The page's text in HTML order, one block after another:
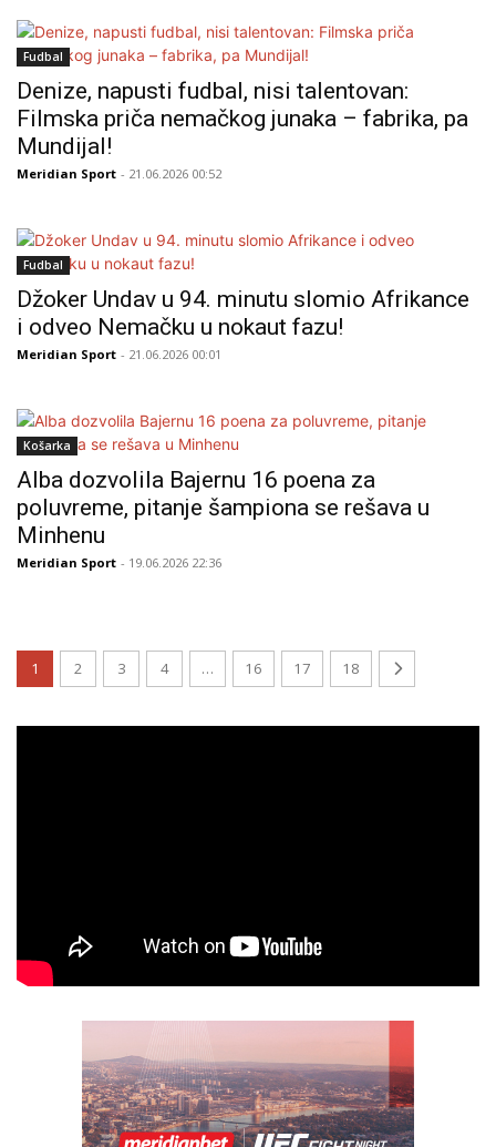
Fudbal
Denize, napusti fudbal, nisi talentovan:
Filmska priča nemačkog junaka – fabrika, pa
Mundijal!
Meridian Sport - 21.06.2026 00:52
Fudbal
Džoker Undav u 94. minutu slomio Afrikance
i odveo Nemačku u nokaut fazu!
Meridian Sport - 21.06.2026 00:01
Košarka
Alba dozvolila Bajernu 16 poena za
poluvreme, pitanje šampiona se rešava u
Minhenu
Meridian Sport - 19.06.2026 22:36
1 2 3 4 … 16 17 18